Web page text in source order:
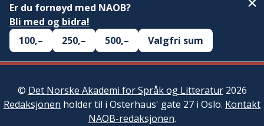
Er du fornøyd med NAOB?
Bli med og bidra!
100,–
250,– 500,– Valgfri sum
© Det Norske Akademi for Språk og Litteratur2026
Redaksjonen holder til i Osterhaus' gate 27 i Oslo. Kontakt
NAOB-redaksjonen.